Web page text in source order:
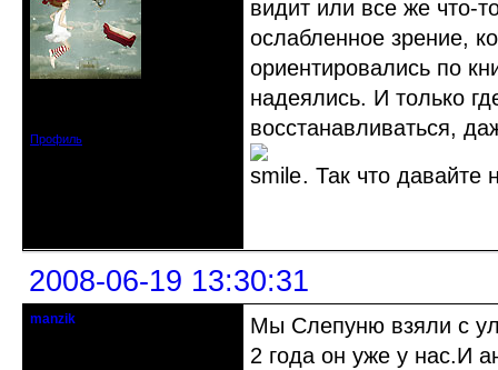
Профиль
видит или все же что-
ослабленное зрение,
ориентировались по
надеялись. И только
восстанавливаться,
. Так что давайте
2008-06-19 13:30:31
manzik
Мы Слепуню взяли с
2 года он уже у нас.И